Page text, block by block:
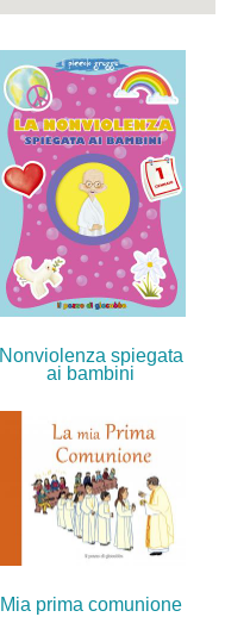
Nonviolenza spiegata
ai bambini
Mia prima comunione